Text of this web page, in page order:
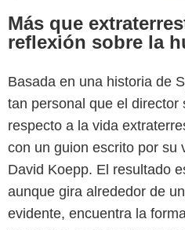
Más que
reflexión sobre la
Basada en una historia de
tan personal que el director
respecto a la vida
con un guion escrito por su
David Koepp. El resultado
aunque gira alrededor de
evidente, encuentra la